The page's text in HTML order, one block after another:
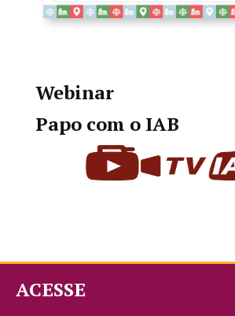
Webinar
Papo com o IAB
ACESSE